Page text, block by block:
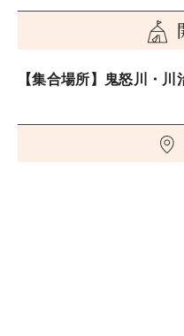
【集合場所】鬼怒川・